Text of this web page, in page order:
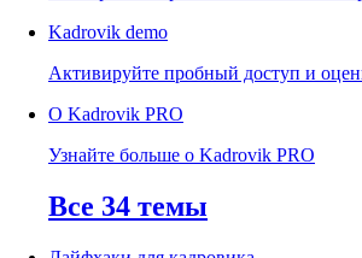
Kadrovik demo
Активируйте пробный доступ и
О Kadrovik PRO
Узнайте больше о Kadrovik PRO
Все 34 темы